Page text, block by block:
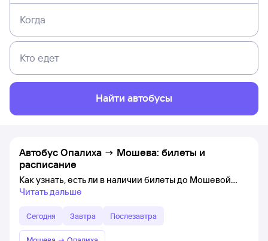
Когда
Кто едет
Найти автобусы
Автобус Опалиха → Мошева: билеты и
расписание
Как узнать, есть ли в наличии билеты до Мошевой
Читать дальше
Сегодня Завтра Послезавтра